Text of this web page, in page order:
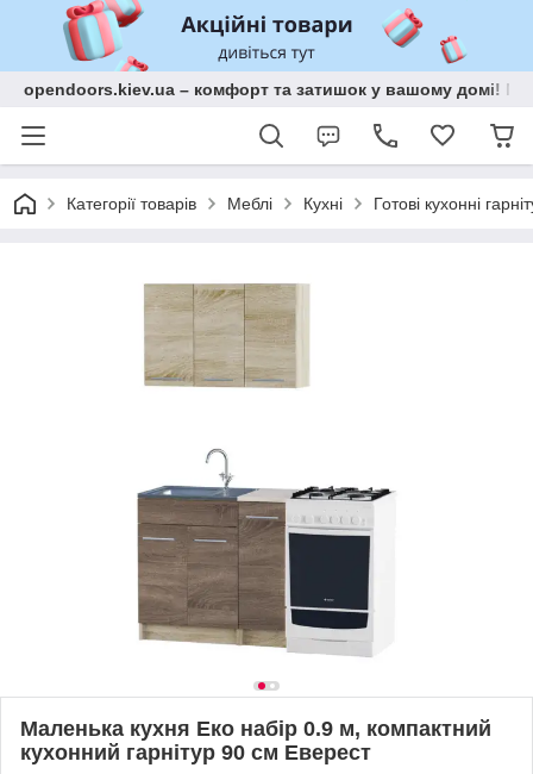
opendoors.kiev.ua – комфорт та затишок у вашому домі!
Категорії товарів Меблі Кухні Готові кухонні
Маленька кухня Еко набір 0.9 м, компактний
кухонний гарнітур 90 см Еверест